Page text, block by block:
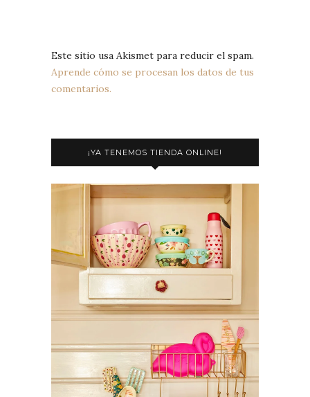
Este sitio usa Akismet para reducir el spam.
Aprende cómo se procesan los datos de tus
comentarios.
¡YA TENEMOS TIENDA ONLINE!